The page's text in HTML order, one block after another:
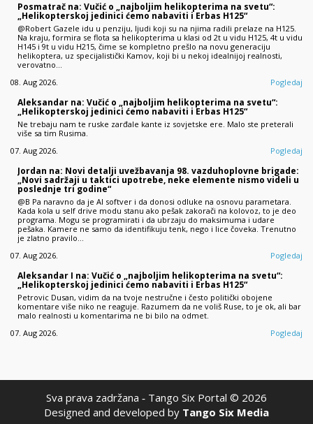
Posmatrač na: Vučić o „najboljim helikopterima na svetu“:
„Helikopterskoj jedinici ćemo nabaviti i Erbas H125“
@Robert Gazele idu u penziju, ljudi koji su na njima radili prelaze na H125.
Na kraju, formira se flota sa helikopterima u klasi od 2t u vidu H125, 4t u vidu
H145 i 9t u vidu H215, čime se kompletno prešlo na novu generaciju
helikoptera, uz specijalistički Kamov, koji bi u nekoj idealnijoj realnosti,
verovatno…
08. Aug 2026.
Pogledaj
Aleksandar na: Vučić o „najboljim helikopterima na svetu“:
„Helikopterskoj jedinici ćemo nabaviti i Erbas H125“
Ne trebaju nam te ruske zarđale kante iz sovjetske ere. Malo ste preterali
više sa tim Rusima.
07. Aug 2026.
Pogledaj
Jordan na: Novi detalji uvežbavanja 98. vazduhoplovne brigade:
„Novi sadržaji u taktici upotrebe, neke elemente nismo videli u
poslednje tri godine“
@B Pa naravno da je AI softver i da donosi odluke na osnovu parametara.
Kada kola u self drive modu stanu ako pešak zakorači na kolovoz, to je deo
programa. Mogu se programirati i da ubrzaju do maksimuma i udare
pešaka. Kamere ne samo da identifikuju tenk, nego i lice čoveka. Trenutno
je zlatno pravilo…
07. Aug 2026.
Pogledaj
Aleksandar I na: Vučić o „najboljim helikopterima na svetu“:
„Helikopterskoj jedinici ćemo nabaviti i Erbas H125“
Petrovic Dusan, vidim da na tvoje nestručne i često politički obojene
komentare više niko ne reaguje. Razumem da ne voliš Ruse, to je ok, ali bar
malo realnosti u komentarima ne bi bilo na odmet.
07. Aug 2026.
Pogledaj
Sva prava zadržana ‐ Tango Six Portal © 2026
Designed and developed by Tango Six Media